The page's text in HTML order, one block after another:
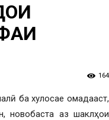
164
ба хулосае омадааст,
новобаста аз шаклҳои